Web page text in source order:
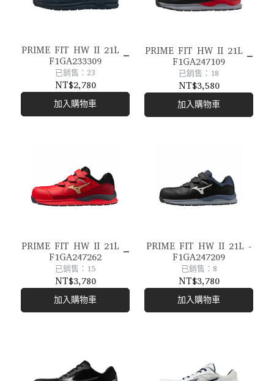
PRIME FIT HW II 21L _
F1GA233309
已銷售：23
NT$2,780
加入購物車
PRIME FIT HW II 21L _
F1GA247109
已銷售：18
NT$3,580
加入購物車
PRIME FIT HW II 21L _
F1GA247262
已銷售：15
NT$3,780
加入購物車
PRIME FIT HW II 21L -
F1GA247209
已銷售：8
NT$3,780
加入購物車